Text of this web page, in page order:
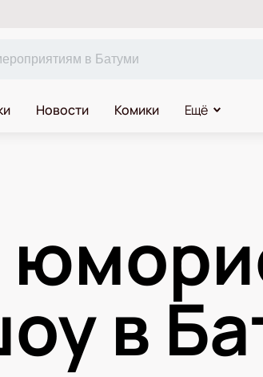
Новости Комики Ещё
в